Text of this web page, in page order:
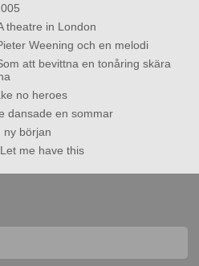
theatre in London
Weening och en melodi
att bevittna en tonåring skära
no heroes
dansade en sommar
ny början
me have this